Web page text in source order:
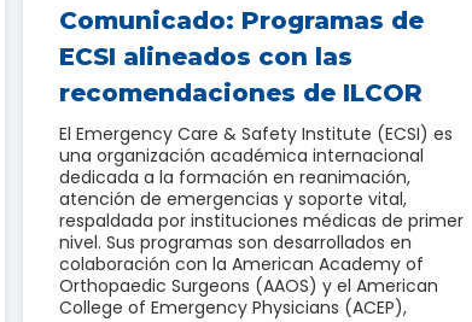
Comunicado: Programas de
ECSI alineados con las
recomendaciones de ILCOR
El Emergency Care & Safety Institute (ECSI) es
una organización académica internacional
dedicada a la formación en reanimación,
atención de emergencias y soporte vital,
respaldada por instituciones médicas de primer
nivel. Sus programas son desarrollados en
colaboración con la American Academy of
Orthopaedic Surgeons (AAOS) y el American
College of Emergency Physicians (ACEP),